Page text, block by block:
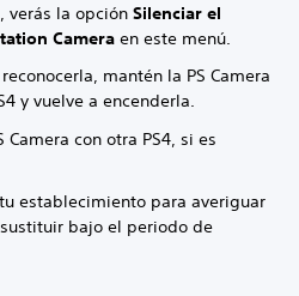
verás la opción Silenciar el
Camera en este menú.
mantén la PS Camera
y vuelve a encenderla.
con otra PS4, si es
establecimiento para averiguar
bajo el periodo de